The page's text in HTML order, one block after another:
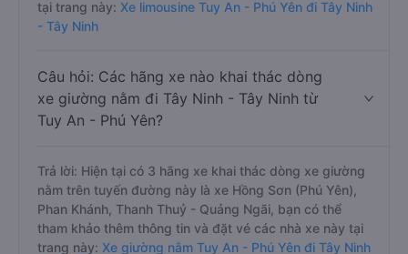
tại trang này: Xe limousine Tuy An - Phú Yên đi Tây Ninh
- Tây Ninh
Câu hỏi: Các hãng xe nào khai thác dòng
xe giường nằm đi Tây Ninh - Tây Ninh từ
Tuy An - Phú Yên?
Trả lời: Hiện tại có 3 hãng xe khai thác dòng xe giường
nằm trên tuyến đường này là xe Hồng Sơn (Phú Yên),
Phan Khánh, Thanh Thuỷ - Quảng Ngãi, bạn có thể
tham khảo thêm thông tin và đặt vé các nhà xe này tại
trang này: Xe giường nằm Tuy An - Phú Yên đi Tây Ninh